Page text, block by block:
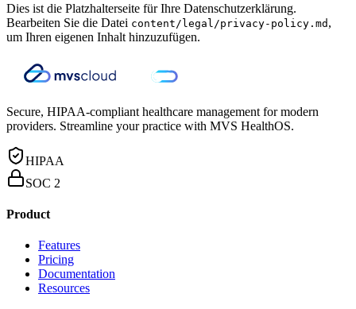
Dies ist die Platzhalterseite für Ihre Datenschutzerklärung.
Bearbeiten Sie die Datei content/legal/privacy-policy.md ,
um Ihren eigenen Inhalt hinzuzufügen.
Secure, HIPAA-compliant healthcare management for modern
providers. Streamline your practice with MVS HealthOS.
HIPAA
SOC 2
Product
Features
Pricing
Documentation
Resources